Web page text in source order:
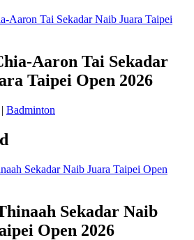
Aaron Tai Sekadar
Taipei Open 2026
| Badminton
Sekadar Naib
Open 2026